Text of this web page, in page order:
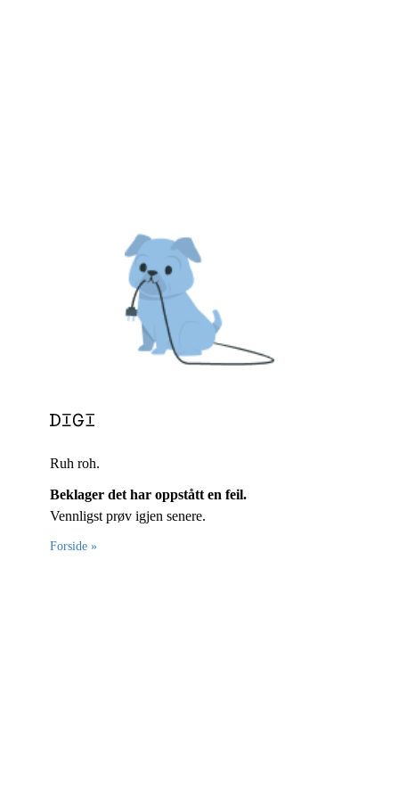
Ruh roh.
Beklager det har oppstått en feil.
Vennligst prøv igjen senere.
Forside »